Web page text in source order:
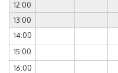
12:00
13:00
14:00
15:00
16:00